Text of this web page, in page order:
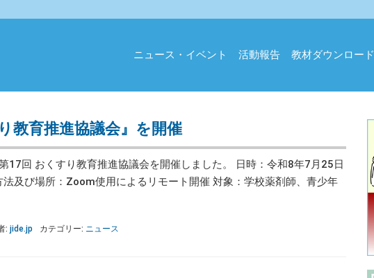
ニュース・イベント 活動報告 教材ダウンロード
教育推進協議会』を開催
17回 おくすり教育推進協議会を開催しました。 日時：令和8年7月25日
法及び場所：Zoom使用によるリモート開催 対象：学校薬剤師、青少年
: jide.jp カテゴリー: ニュース